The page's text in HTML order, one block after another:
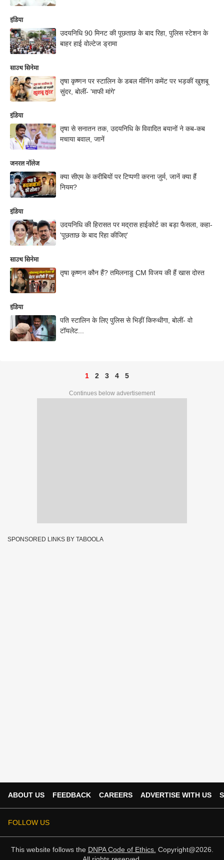
इंडिया
उदयनिधि 90 मिनट की पूछताछ के बाद रिहा, पुलिस स्टेशन के
बाहर हाई वोल्टेज ड्रामा
साउथ सिनेमा
तृषा कृष्णन पर स्टालिन के डबल मीनिंग कमेंट पर भड़कीं खुशबू
सुंदर, बोलीं- 'माफी मांगे'
इंडिया
तृषा से सनातन तक, उदयनिधि के विवादित बयानों ने कब-कब
मचाया बवाल, जानें
जनरल नॉलेज
क्या सीएम के करीबियों पर टिप्पणी करना जुर्म, जानें क्या हैं
नियम?
इंडिया
उदयनिधि की हिरासत पर मद्रास हाईकोर्ट का बड़ा फैसला, कहा-
'पूछताछ के बाद रिहा कीजिए'
साउथ सिनेमा
तृषा कृष्णन कौन हैं? तमिलनाडु CM विजय की हैं खास दोस्त
इंडिया
पति स्टालिन के लिए पुलिस से भिड़ीं किरुथीगा, बोलीं- वो
टॉयलेट...
1 2 3 4 5
Continues below advertisement
SPONSORED LINKS BY TABOOLA
ABOUT US FEEDBACK CAREERS ADVERTISE WITH US
FOLLOW US
This website follows the DNPA Code of Ethics. Copyright@2026.